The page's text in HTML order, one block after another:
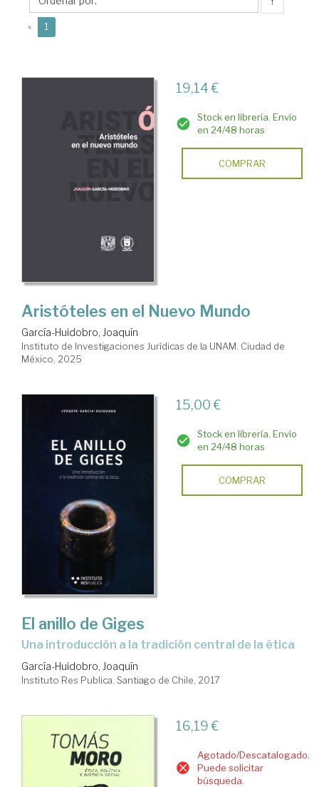
« 1
19,14 €
Stock en librería. Envío
en 24/48 horas
COMPRAR
Aristóteles en el Nuevo Mundo
García-Huidobro, Joaquín
Instituto de Investigaciones Jurídicas de la UNAM. Ciudad de
México, 2025
15,00 €
Stock en librería. Envío
en 24/48 horas
COMPRAR
El anillo de Giges
una introducción a la tradición central de la ética
García-Huidobro, Joaquín
Instituto Res Publica. Santiago de Chile, 2017
16,19 €
Agotado/Descatalogado.
Puede solicitar
búsqueda.